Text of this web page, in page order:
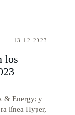
13.12.2023
los
& Energy; y
línea Hyper,